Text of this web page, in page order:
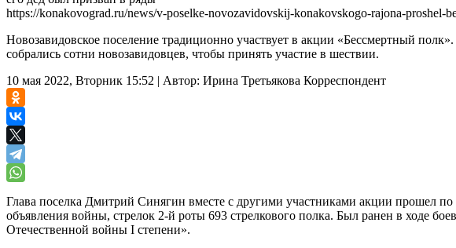
https://konakovograd.ru/news/v-poselke-novozavidovskij-konakovskogo-rajona-proshel-
Новозавидовское поселение традиционно участвует в акции «Бессмертный
собрались сотни новозавидовцев, чтобы принять участие в шествии.
10 мая 2022, Вторник 15:52 | Автор: Ирина Третьякова Корреспондент
Глава поселка Дмитрий Синягин вместе с другими участниками акции прошел
объявления войны, стрелок 2-й роты 693 стрелкового полка. Был ранен в ходе
Отечественной войны I степени».